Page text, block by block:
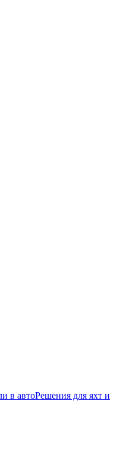
в автоРешения для яхт и